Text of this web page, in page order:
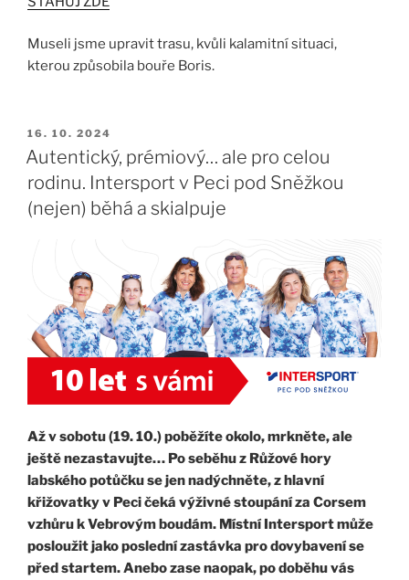
Museli jsme upravit trasu, kvůli kalamitní situaci,
kterou způsobila bouře Boris.
PUBLIKOVÁNO
16. 10. 2024
Autentický, prémiový… ale pro celou
rodinu. Intersport v Peci pod Sněžkou
(nejen) běhá a skialpuje
Až v sobotu (19. 10.) poběžíte okolo, mrkněte, ale
ještě nezastavujte… Po seběhu z Růžové hory
labského potůčku se jen nadýchněte, z hlavní
křižovatky v Peci čeká výživné stoupání za Corsem
vzhůru k Vebrovým boudám. Místní Intersport může
posloužit jako poslední zastávka pro dovybavení se
před startem. Anebo zase naopak, po doběhu vás